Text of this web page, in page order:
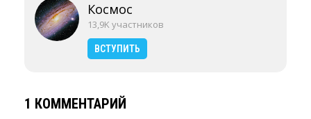
Космос
13,9K участников
ВСТУПИТЬ
1 КОММЕНТАРИЙ